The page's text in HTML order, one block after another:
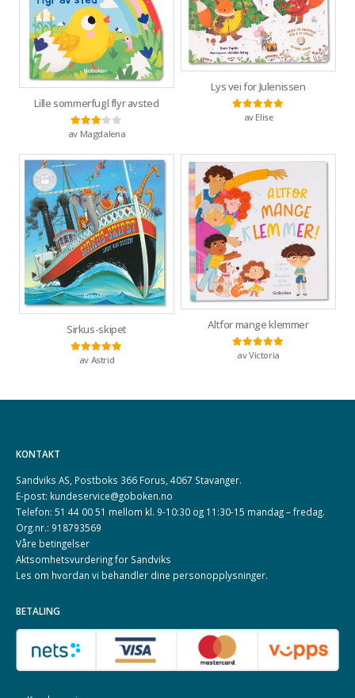
Lille sommerfugl flyr avsted
Vurdert3av 5
av Magdalena
Lys vei for Julenissen
Vurdert5
av Elise
Sirkus-skipet
Vurdert5
av Astrid
Altfor mange klemmer
Vurdert5av 5
av Victoria
KONTAKT
Sandviks AS, Postboks 366 Forus, 4067 Stavanger.
E-post: kundeservice@goboken.no
Telefon: 51 44 00 51 mellom kl. 9-10:30 og 11:30-15 mandag – fredag.
Org.nr.: 918793569
Våre betingelser
Aktsomhetsvurdering for Sandviks
Les om hvordan vi behandler dine personopplysninger.
BETALING